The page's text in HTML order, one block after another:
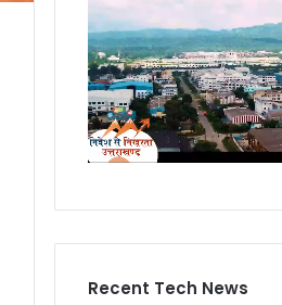
Recent Tech News